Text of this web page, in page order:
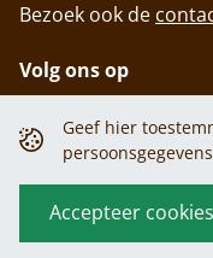
Privacy
Geef hier
Accepteer cookies
Bezoek ook de
Volg ons op
© 2026 Abdij Onze